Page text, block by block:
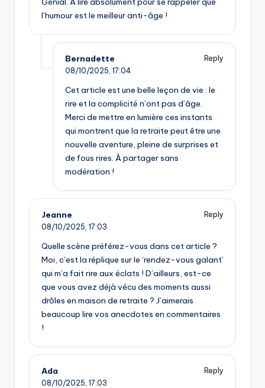
l’humour est le meilleur anti-âge !
Bernadette
Reply
08/10/2025, 17:04
Cet article est une belle leçon de vie : le
rire et la complicité n’ont pas d’âge.
Merci de mettre en lumière ces instants
qui montrent que la retraite peut être une
nouvelle aventure, pleine de surprises et
de fous rires. À partager sans
modération !
Jeanne
Reply
08/10/2025, 17:03
Quelle scène préférez-vous dans cet article ?
Moi, c’est la réplique sur le ‘rendez-vous galant’
qui m’a fait rire aux éclats ! D’ailleurs, est-ce
que vous avez déjà vécu des moments aussi
drôles en maison de retraite ? J’aimerais
beaucoup lire vos anecdotes en commentaires
!
Ada
Reply
08/10/2025, 17:03